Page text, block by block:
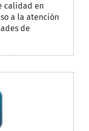
calidad en
a la atención
de